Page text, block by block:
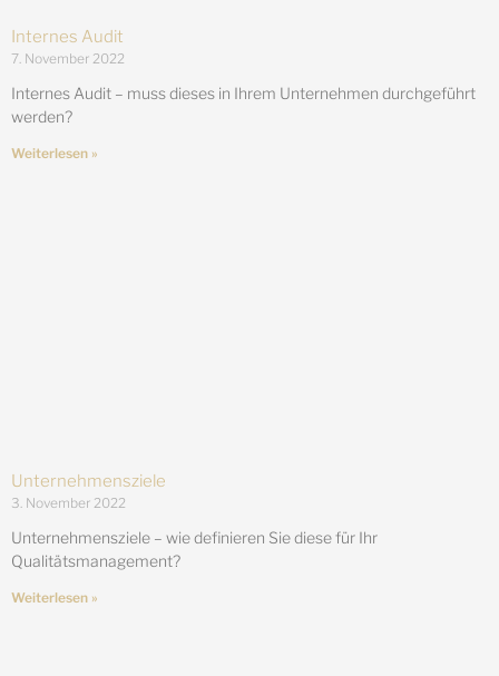
Internes Audit
7. November 2022
Internes Audit – muss dieses in Ihrem Unternehmen durchgeführt
werden?
Weiterlesen »
Unternehmensziele
3. November 2022
Unternehmensziele – wie definieren Sie diese für Ihr
Qualitätsmanagement?
Weiterlesen »